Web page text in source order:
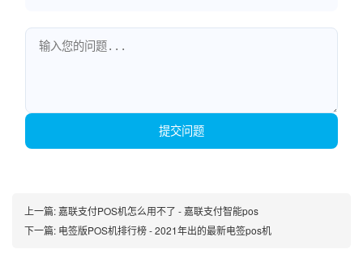
提交问题
上一篇:嘉联支付POS机怎么用不了 - 嘉联支付智能pos
下一篇: 电签版POS机排行榜 - 2021年出的最新电签pos机